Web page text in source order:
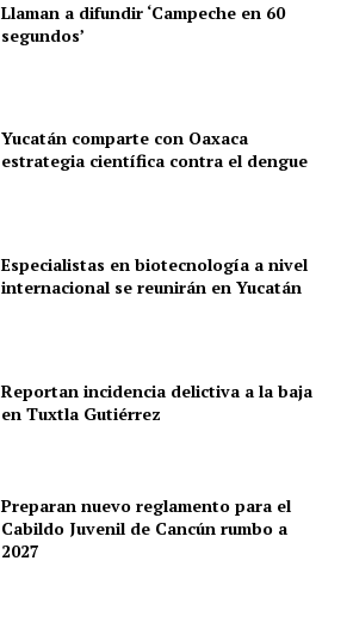
Llaman a difundir ‘Campeche en 60
segundos’
Yucatán comparte con Oaxaca
estrategia científica contra el dengue
Especialistas en biotecnología a nivel
internacional se reunirán en Yucatán
Reportan incidencia delictiva a la baja
en Tuxtla Gutiérrez
Preparan nuevo reglamento para el
Cabildo Juvenil de Cancún rumbo a
2027